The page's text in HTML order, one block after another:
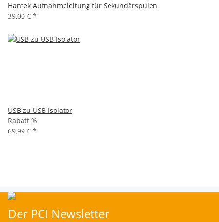
Hantek Aufnahmeleitung für Sekundärspulen
39,00 € *
USB zu USB Isolator
Rabatt %
69,99 € *
Der PCI Newsletter